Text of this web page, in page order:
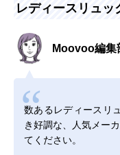
レディースリュッ
Moovoo編集
数あるレディースリ
き好調な、人気メー
てください。